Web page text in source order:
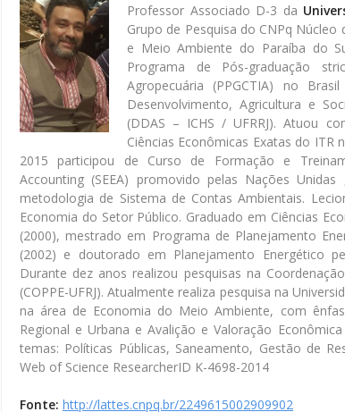
Professor Associado D-3 da
Grupo de Pesquisa do CNPq
e Meio Ambiente do Paraíba do
Programa de Pós-graduação
Agropecuária (PPGCTIA) no
Desenvolvimento, Agricultura e
(DDAS – ICHS / UFRRJ). Atuou
Ciências Econômicas Exatas do
2015 participou de Curso de Formação e
Accounting (SEEA) promovido pelas Nações
metodologia de Sistema de Contas Ambientais.
Economia do Setor Público. Graduado em Ciências
(2000), mestrado em Programa de Planejamento
(2002) e doutorado em Planejamento Energético
Durante dez anos realizou pesquisas na
(COPPE-UFRJ). Atualmente realiza pesquisa na
na área de Economia do Meio Ambiente, com
Regional e Urbana e Avalição e Valoração
temas: Políticas Públicas, Saneamento, Gestão de
Web of Science ResearcherID K-4698-2014
Fonte: http://lattes.cnpq.br/2249615002909902